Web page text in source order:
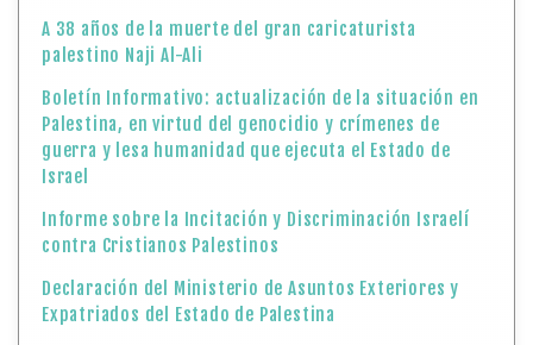
A 38 años de la muerte del gran caricaturista
palestino Naji Al-Ali
Boletín Informativo: actualización de la situación en
Palestina, en virtud del genocidio y crímenes de
guerra y lesa humanidad que ejecuta el Estado de
Israel
Informe sobre la Incitación y Discriminación Israelí
contra Cristianos Palestinos
Declaración del Ministerio de Asuntos Exteriores y
Expatriados del Estado de Palestina